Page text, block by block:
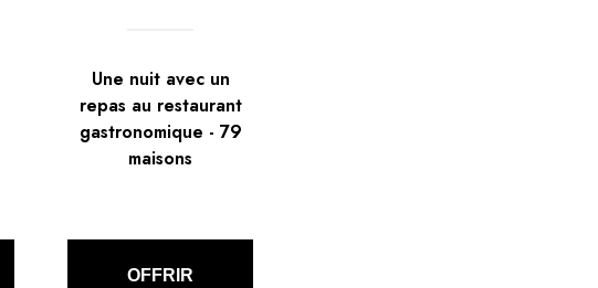
Une nuit avec un
repas au restaurant
gastronomique - 79
maisons
OFFRIR